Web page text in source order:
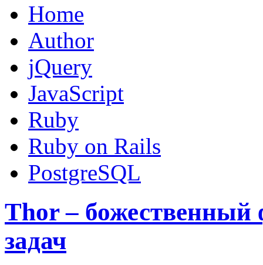
Home
Author
jQuery
JavaScript
Ruby
Ruby on Rails
PostgreSQL
Thor – божественный
задач